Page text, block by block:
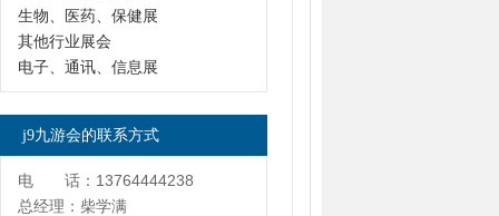
生物、医药、保健展
其他行业展会
电子、通讯、信息展
j9九游会的联系方式
电 话：13764444238
总经理：柴学满